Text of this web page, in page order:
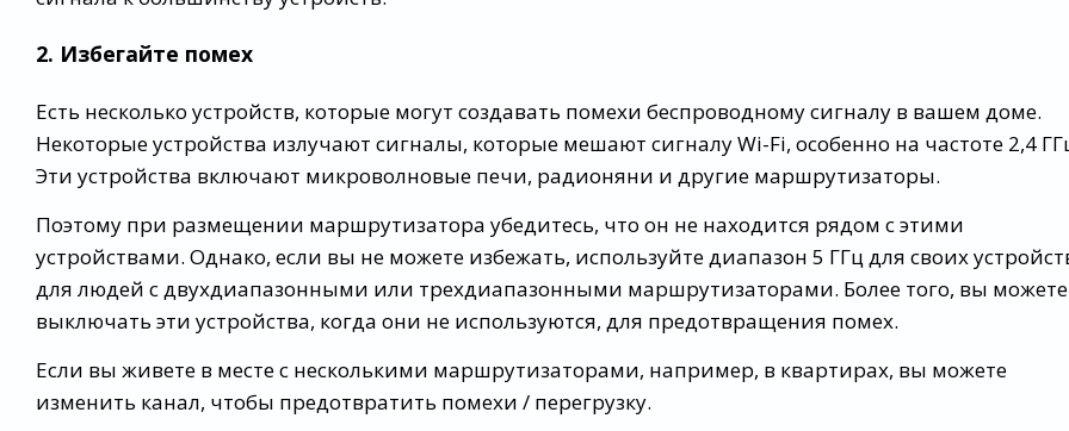
2. Избегайте помех
Есть несколько устройств, которые могут создавать помехи беспроводному сигналу в вашем доме.
Некоторые устройства излучают сигналы, которые мешают сигналу Wi-Fi, особенно на частоте 2,4
Эти устройства включают микроволновые печи, радионяни и другие маршрутизаторы.
Поэтому при размещении маршрутизатора убедитесь, что он не находится рядом с этими
устройствами. Однако, если вы не можете избежать, используйте диапазон 5 ГГц для своих
для людей с двухдиапазонными или трехдиапазонными маршрутизаторами. Более того, вы можете
выключать эти устройства, когда они не используются, для предотвращения помех.
Если вы живете в месте с несколькими маршрутизаторами, например, в квартирах, вы можете
изменить канал, чтобы предотвратить помехи / перегрузку.